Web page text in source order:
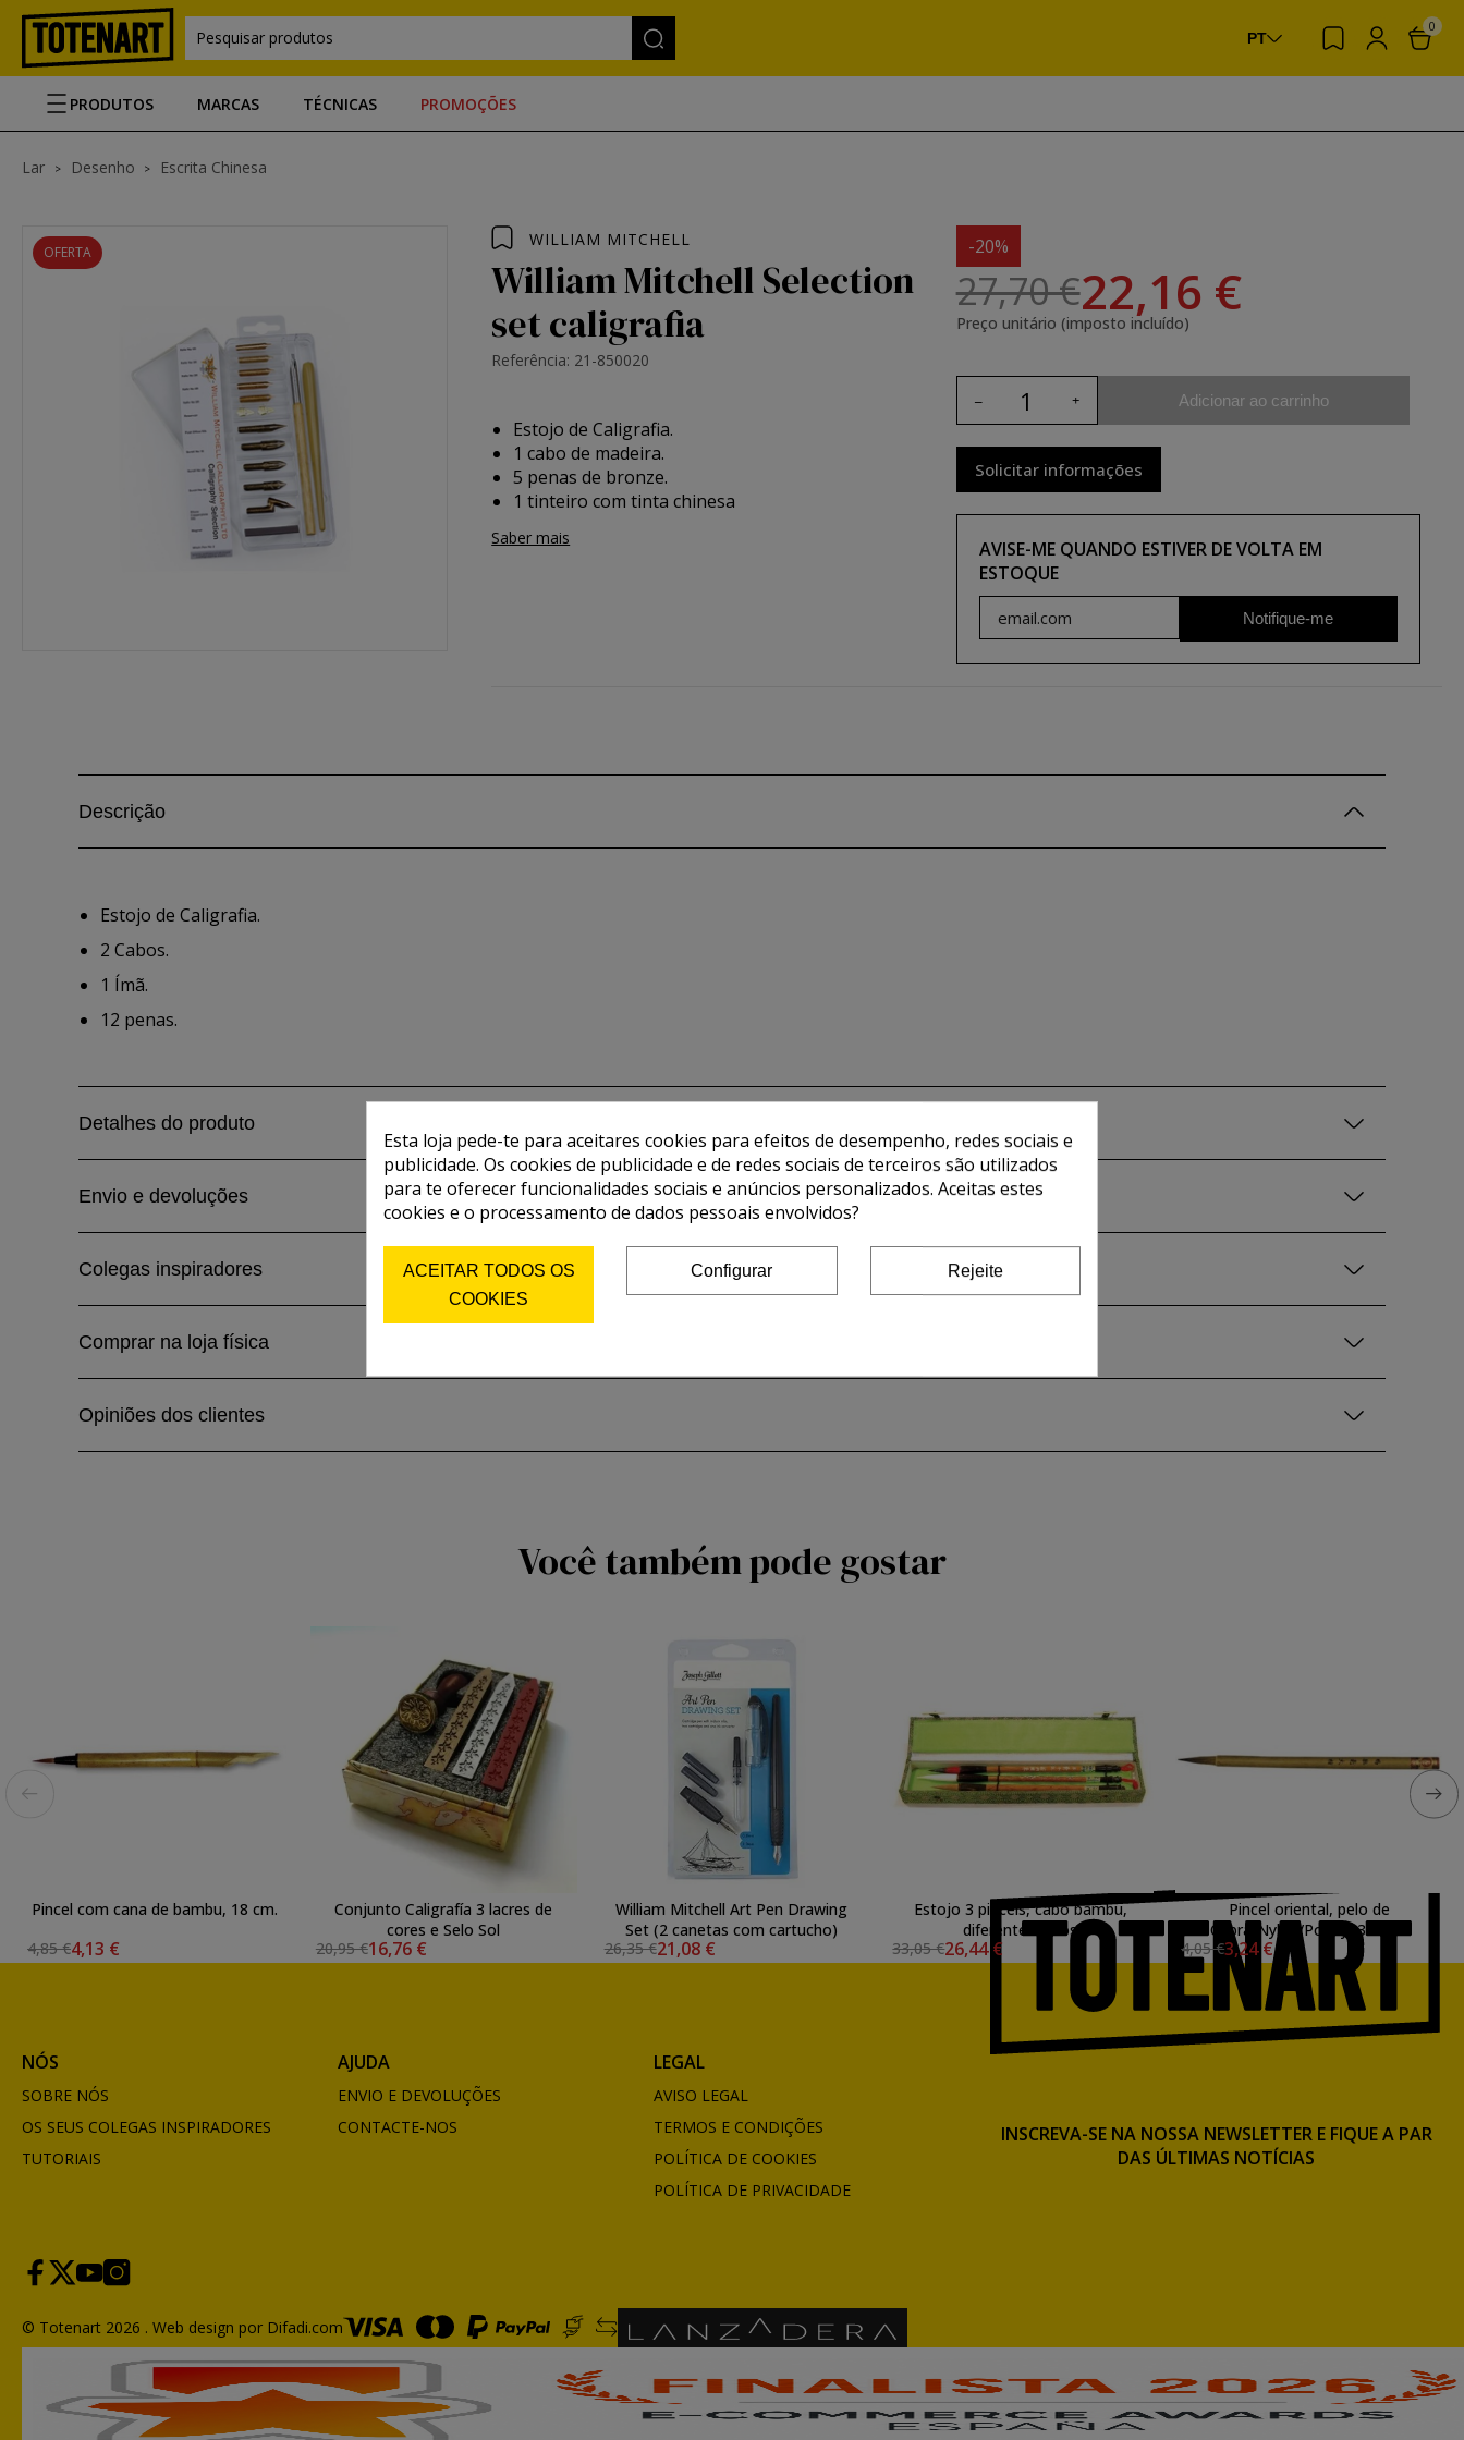
Pesquisar produtos PT
0
PRODUTOS MARCAS TÉCNICAS PROMOÇÕES
Lar Desenho Escrita Chinesa
OFERTA
WILLIAM MITCHELL
William Mitchell Selection
set caligrafia
Referência: 21-850020
Estojo de Caligrafia.
1 cabo de madeira.
5 penas de bronze.
1 tinteiro com tinta chinesa
Saber mais
-20%
27,70 €22,16 €
Preço unitário (imposto incluído)
Adicionar ao carrinho
Solicitar informações
AVISE-ME QUANDO ESTIVER DE VOLTA EM
ESTOQUE
Notifique-me
Descrição
Estojo de Caligrafia.
2 Cabos.
1 Ímã.
12 penas.
Detalhes do produto
Envio e devoluções
Colegas inspiradores
Comprar na loja física
Opiniões dos clientes
Você também pode gostar
Pincel com cana de bambu, 18 cm.
4,85 €4,13 €
Conjunto Caligrafía 3 lacres de
cores e Selo Sol
20,95 €16,76 €
William Mitchell Art Pen Drawing
Set (2 canetas com cartucho)
26,35 €21,08 €
Estojo 3 pinceis, cabo bambu,
diferentes pelos
33,05 €26,44 €
Pincel oriental, pelo de
Cabra/Nylon/Poney, 35 mm
4,05 €3,24 €
NÓS
SOBRE NÓS
OS SEUS COLEGAS INSPIRADORES
TUTORIAIS
AJUDA
ENVIO E DEVOLUÇÕES
CONTACTE-NOS
LEGAL
AVISO LEGAL
TERMOS E CONDIÇÕES
POLÍTICA DE COOKIES
POLÍTICA DE PRIVACIDADE
INSCREVA-SE NA NOSSA NEWSLETTER E FIQUE A PAR
DAS ÚLTIMAS NOTÍCIAS
© Totenart 2026 . Web design por Difadi.com
Esta loja pede-te para aceitares cookies para efeitos de desempenho, redes sociais e
publicidade. Os cookies de publicidade e de redes sociais de terceiros são utilizados
para te oferecer funcionalidades sociais e anúncios personalizados. Aceitas estes
cookies e o processamento de dados pessoais envolvidos?
ACEITAR TODOS OS
COOKIES
Configurar Rejeite